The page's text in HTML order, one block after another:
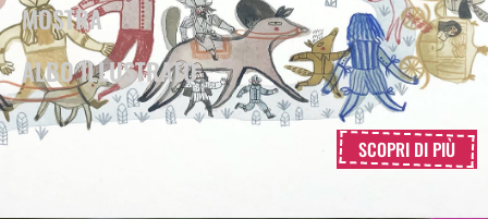
MOSTRA
ALBO ILLUSTRATO
SCOPRI DI PIÙ